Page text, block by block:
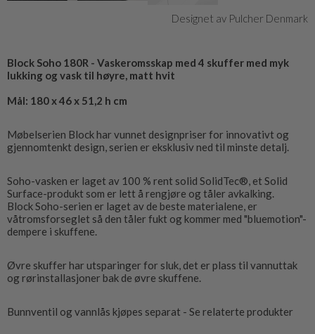
Designet av Pulcher Denmark
Block Soho 180R - Vaskeromsskap med 4 skuffer med myk
lukking og vask til høyre, matt hvit
Mål: 180 x 46 x 51,2 h cm
Møbelserien Block har vunnet designpriser for innovativt og
gjennomtenkt design, serien er eksklusiv ned til minste detalj.
Soho-vasken er laget av 100 % rent solid SolidTec®, et Solid
Surface-produkt som er lett å rengjøre og tåler avkalking.
Block Soho-serien er laget av de beste materialene, er
våtromsforseglet så den tåler fukt og kommer med "bluemotion"-
dempere i skuffene.
Øvre skuffer har utsparinger for sluk, det er plass til vannuttak
og rørinstallasjoner bak de øvre skuffene.
Bunnventil og vannlås kjøpes separat - Se relaterte produkter